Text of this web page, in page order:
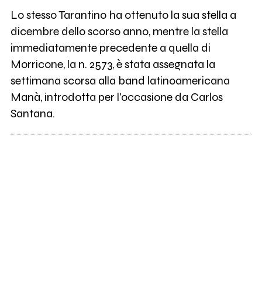
Lo stesso Tarantino ha ottenuto la sua stella a
dicembre dello scorso anno, mentre la stella
immediatamente precedente a quella di
Morricone, la n. 2573, è stata assegnata la
settimana scorsa alla band latinoamericana
Manà, introdotta per l'occasione da Carlos
Santana.